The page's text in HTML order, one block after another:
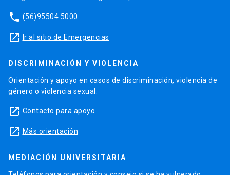
phone (56)95504 5000
launch Ir al sitio de Emergencias
DISCRIMINACIÓN Y VIOLENCIA
Orientación y apoyo en casos de discriminación, violencia de
género o violencia sexual.
launch Contacto para apoyo
launch Más orientación
MEDIACIÓN UNIVERSITARIA